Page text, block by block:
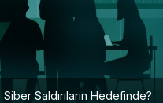
Saldırıların Hedefinde?